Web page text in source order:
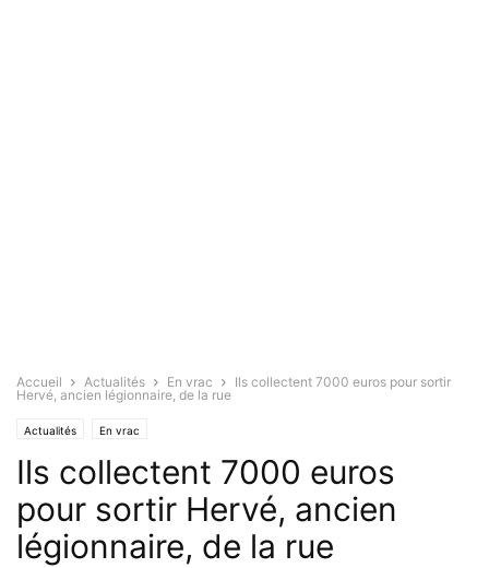
Accueil Actualités En vrac
Ils collectent 7000 euros pour sortir
Hervé, ancien légionnaire, de la rue
Actualités En vrac
Ils collectent 7000 euros
pour sortir Hervé, ancien
légionnaire, de la rue